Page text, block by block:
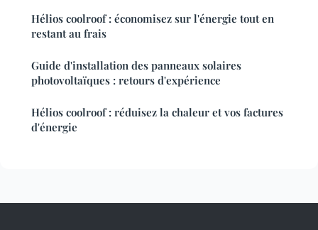
Hélios coolroof : économisez sur l'énergie tout en
restant au frais
Guide d'installation des panneaux solaires
photovoltaïques : retours d'expérience
Hélios coolroof : réduisez la chaleur et vos factures
d'énergie